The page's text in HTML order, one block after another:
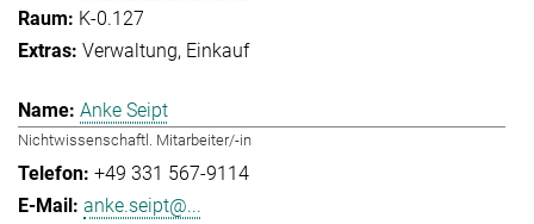
K-0.127
Verwaltung Einkauf
Anke Seipt
Nichtwissenschaftl. Mitarbeiter/-in
+49 331 567-9114
anke.seipt@...